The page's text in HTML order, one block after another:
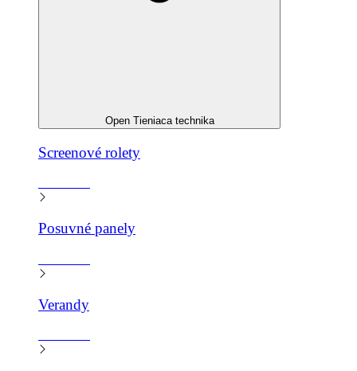
Open Tieniaca technika
Screenové rolety
Posuvné panely
Verandy